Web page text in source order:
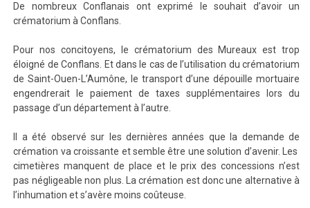
De nombreux Conflanais ont exprimé le souhait d’avoir un
crématorium à Conflans.
Pour nos concitoyens, le crématorium des Mureaux est trop
éloigné de Conflans. Et dans le cas de l’utilisation du crématorium
de Saint-Ouen-L’Aumône, le transport d’une dépouille mortuaire
engendrerait le paiement de taxes supplémentaires lors du
passage d’un département à l’autre.
Il a été observé sur les dernières années que la demande de
crémation va croissante et semble être une solution d’avenir. Les
cimetières manquent de place et le prix des concessions n’est
pas négligeable non plus. La crémation est donc une alternative à
l’inhumation et s’avère moins coûteuse.